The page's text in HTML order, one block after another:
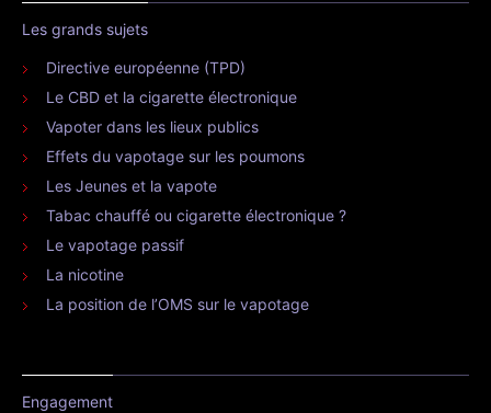
Les grands sujets
Directive européenne (TPD)
Le CBD et la cigarette électronique
Vapoter dans les lieux publics
Effets du vapotage sur les poumons
Les Jeunes et la vapote
Tabac chauffé ou cigarette électronique ?
Le vapotage passif
La nicotine
La position de l’OMS sur le vapotage
Engagement